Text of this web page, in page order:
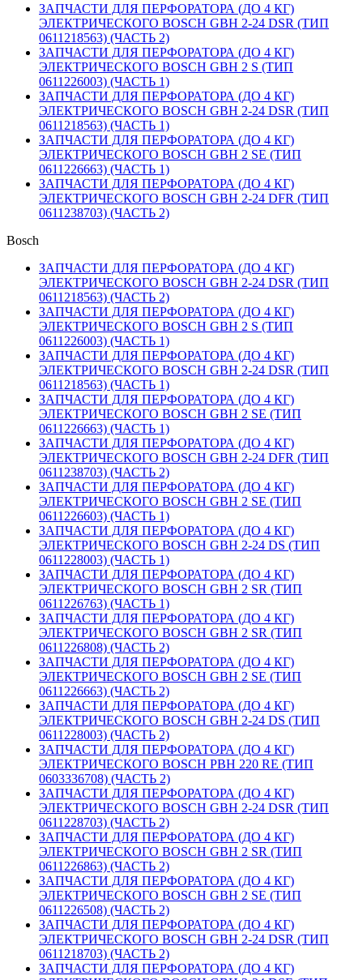
ЗАПЧАСТИ ДЛЯ ПЕРФОРАТОРА (ДО 4 КГ)
ЭЛЕКТРИЧЕСКОГО BOSCH GBH 2-24 DSR (ТИП
0611218563) (ЧАСТЬ 2)
ЗАПЧАСТИ ДЛЯ ПЕРФОРАТОРА (ДО 4 КГ)
ЭЛЕКТРИЧЕСКОГО BOSCH GBH 2 S (ТИП
0611226003) (ЧАСТЬ 1)
ЗАПЧАСТИ ДЛЯ ПЕРФОРАТОРА (ДО 4 КГ)
ЭЛЕКТРИЧЕСКОГО BOSCH GBH 2-24 DSR (ТИП
0611218563) (ЧАСТЬ 1)
ЗАПЧАСТИ ДЛЯ ПЕРФОРАТОРА (ДО 4 КГ)
ЭЛЕКТРИЧЕСКОГО BOSCH GBH 2 SE (ТИП
0611226663) (ЧАСТЬ 1)
ЗАПЧАСТИ ДЛЯ ПЕРФОРАТОРА (ДО 4 КГ)
ЭЛЕКТРИЧЕСКОГО BOSCH GBH 2-24 DFR (ТИП
0611238703) (ЧАСТЬ 2)
Bosch
ЗАПЧАСТИ ДЛЯ ПЕРФОРАТОРА (ДО 4 КГ)
ЭЛЕКТРИЧЕСКОГО BOSCH GBH 2-24 DSR (ТИП
0611218563) (ЧАСТЬ 2)
ЗАПЧАСТИ ДЛЯ ПЕРФОРАТОРА (ДО 4 КГ)
ЭЛЕКТРИЧЕСКОГО BOSCH GBH 2 S (ТИП
0611226003) (ЧАСТЬ 1)
ЗАПЧАСТИ ДЛЯ ПЕРФОРАТОРА (ДО 4 КГ)
ЭЛЕКТРИЧЕСКОГО BOSCH GBH 2-24 DSR (ТИП
0611218563) (ЧАСТЬ 1)
ЗАПЧАСТИ ДЛЯ ПЕРФОРАТОРА (ДО 4 КГ)
ЭЛЕКТРИЧЕСКОГО BOSCH GBH 2 SE (ТИП
0611226663) (ЧАСТЬ 1)
ЗАПЧАСТИ ДЛЯ ПЕРФОРАТОРА (ДО 4 КГ)
ЭЛЕКТРИЧЕСКОГО BOSCH GBH 2-24 DFR (ТИП
0611238703) (ЧАСТЬ 2)
ЗАПЧАСТИ ДЛЯ ПЕРФОРАТОРА (ДО 4 КГ)
ЭЛЕКТРИЧЕСКОГО BOSCH GBH 2 SE (ТИП
0611226603) (ЧАСТЬ 1)
ЗАПЧАСТИ ДЛЯ ПЕРФОРАТОРА (ДО 4 КГ)
ЭЛЕКТРИЧЕСКОГО BOSCH GBH 2-24 DS (ТИП
0611228003) (ЧАСТЬ 1)
ЗАПЧАСТИ ДЛЯ ПЕРФОРАТОРА (ДО 4 КГ)
ЭЛЕКТРИЧЕСКОГО BOSCH GBH 2 SR (ТИП
0611226763) (ЧАСТЬ 1)
ЗАПЧАСТИ ДЛЯ ПЕРФОРАТОРА (ДО 4 КГ)
ЭЛЕКТРИЧЕСКОГО BOSCH GBH 2 SR (ТИП
0611226808) (ЧАСТЬ 2)
ЗАПЧАСТИ ДЛЯ ПЕРФОРАТОРА (ДО 4 КГ)
ЭЛЕКТРИЧЕСКОГО BOSCH GBH 2 SE (ТИП
0611226663) (ЧАСТЬ 2)
ЗАПЧАСТИ ДЛЯ ПЕРФОРАТОРА (ДО 4 КГ)
ЭЛЕКТРИЧЕСКОГО BOSCH GBH 2-24 DS (ТИП
0611228003) (ЧАСТЬ 2)
ЗАПЧАСТИ ДЛЯ ПЕРФОРАТОРА (ДО 4 КГ)
ЭЛЕКТРИЧЕСКОГО BOSCH PBH 220 RE (ТИП
0603336708) (ЧАСТЬ 2)
ЗАПЧАСТИ ДЛЯ ПЕРФОРАТОРА (ДО 4 КГ)
ЭЛЕКТРИЧЕСКОГО BOSCH GBH 2-24 DSR (ТИП
0611228703) (ЧАСТЬ 2)
ЗАПЧАСТИ ДЛЯ ПЕРФОРАТОРА (ДО 4 КГ)
ЭЛЕКТРИЧЕСКОГО BOSCH GBH 2 SR (ТИП
0611226863) (ЧАСТЬ 2)
ЗАПЧАСТИ ДЛЯ ПЕРФОРАТОРА (ДО 4 КГ)
ЭЛЕКТРИЧЕСКОГО BOSCH GBH 2 SE (ТИП
0611226508) (ЧАСТЬ 2)
ЗАПЧАСТИ ДЛЯ ПЕРФОРАТОРА (ДО 4 КГ)
ЭЛЕКТРИЧЕСКОГО BOSCH GBH 2-24 DSR (ТИП
0611218703) (ЧАСТЬ 2)
ЗАПЧАСТИ ДЛЯ ПЕРФОРАТОРА (ДО 4 КГ)